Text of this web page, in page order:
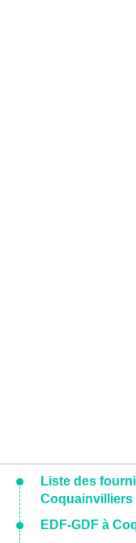
Liste des
Coquainvilliers
EDF-GDF à